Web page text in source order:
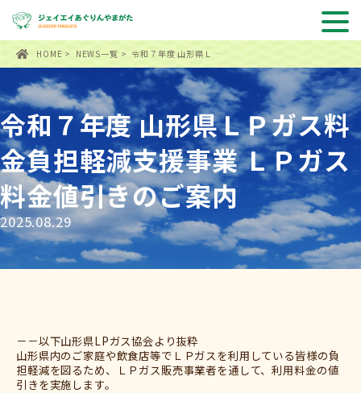
HOME > NEWS一覧 > 令和７年度 山形県Ｌ…
令和７年度 山形県ＬＰガス料
金負担軽減支援事業 ＬＰガス
料金値引きのご案内
2025.08.29
－－以下山形県LPガス協会より抜粋
山形県内のご家庭や飲食店等でＬＰガスを利用している皆様の負
担軽減を図るため、ＬＰガス販売事業者を通して、利用料金の値
引きを実施します。